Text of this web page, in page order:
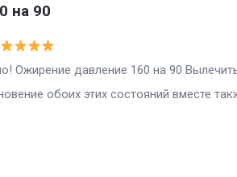
на 90
давление 160 на 90
обоих этих состояний вместе